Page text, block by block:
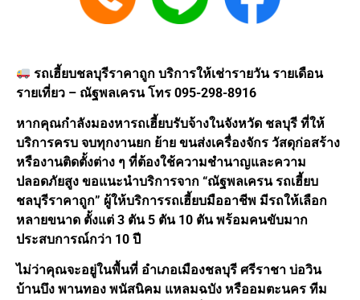
รถเฮี้ยบชลบุรีราคาถูก บริการให้เช่ารายวัน รายเดือน
รายเที่ยว – ณัฐพลเครน โทร 095-298-8916
หากคุณกำลังมองหารถเฮี้ยบรับจ้างในจังหวัด ชลบุรี ที่ให้
บริการครบ จบทุกงานยก ย้าย ขนส่งเครื่องจักร วัสดุก่อสร้าง
หรืองานติดตั้งต่าง ๆ ที่ต้องใช้ความชำนาญและความ
ปลอดภัยสูง ขอแนะนำบริการจาก “ณัฐพลเครน รถเฮี้ยบ
ชลบุรีราคาถูก” ผู้ให้บริการรถเฮี้ยบมืออาชีพ มีรถให้เลือก
หลายขนาด ตั้งแต่ 3 ตัน 5 ตัน 10 ตัน พร้อมคนขับมาก
ประสบการณ์กว่า 10 ปี
ไม่ว่าคุณจะอยู่ในพื้นที่ อำเภอเมืองชลบุรี ศรีราชา บ่อวิน
บ้านบึง พานทอง พนัสนิคม แหลมฉบัง หรืออมตะนคร ทีม